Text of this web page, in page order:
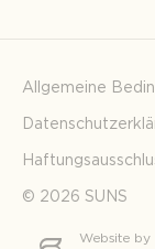
Allgemeine
© 2026 SUNS
Website by